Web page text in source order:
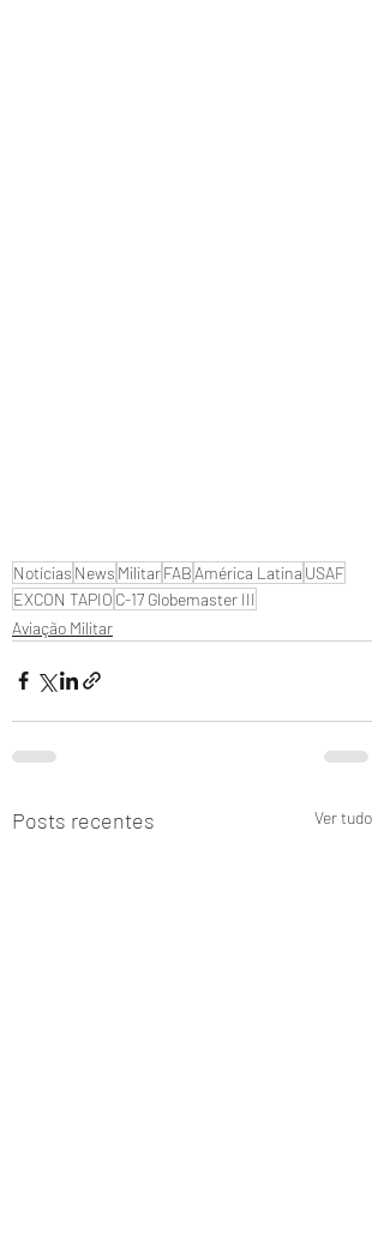
Notícias News MilitarFAB América Latina USAF
EXCON TAPIO C-17 Globemaster III
Aviação Militar
Posts recentes Ver tudo